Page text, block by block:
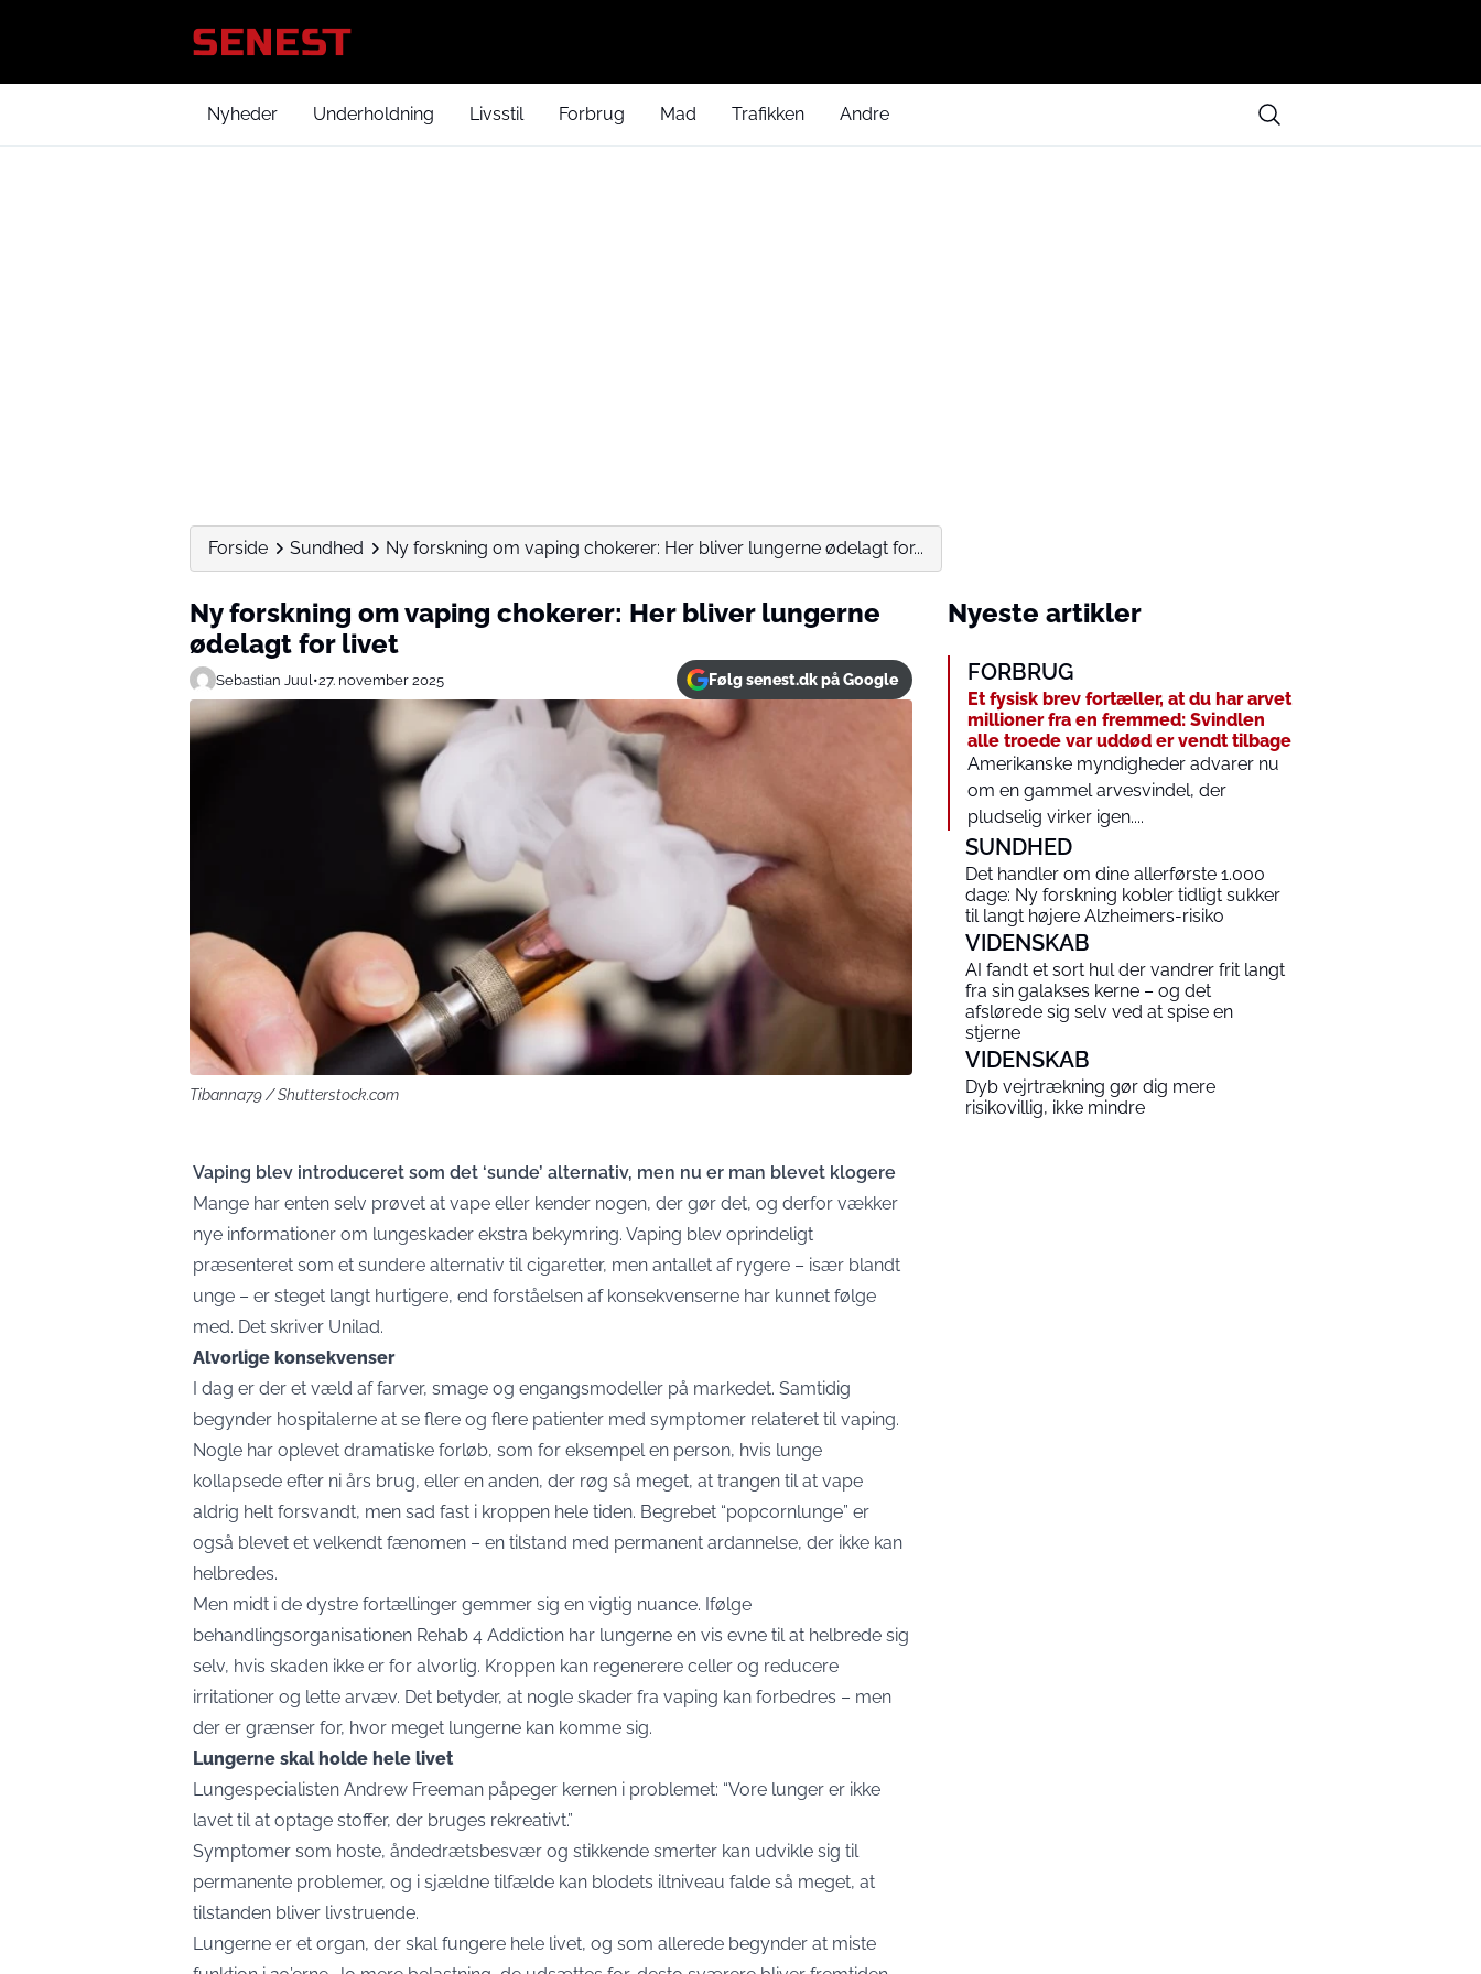
Nyheder Underholdning Livsstil Forbrug Mad Trafikken Andre
Forside Sundhed Ny forskning om vaping chokerer: Her bliver lungerne ødelagt for...
Ny forskning om vaping chokerer: Her bliver lungerne
ødelagt for livet
Sebastian Juul •27. november 2025 Følg senest.dk på Google
Tibanna79 / Shutterstock.com
Vaping blev introduceret som det ‘sunde’ alternativ, men nu er man blevet klogere
Mange har enten selv prøvet at vape eller kender nogen, der gør det, og derfor vækker
nye informationer om lungeskader ekstra bekymring. Vaping blev oprindeligt
præsenteret som et sundere alternativ til cigaretter, men antallet af rygere – især blandt
unge – er steget langt hurtigere, end forståelsen af konsekvenserne har kunnet følge
med. Det skriver Unilad.
Alvorlige konsekvenser
I dag er der et væld af farver, smage og engangsmodeller på markedet. Samtidig
begynder hospitalerne at se flere og flere patienter med symptomer relateret til vaping.
Nogle har oplevet dramatiske forløb, som for eksempel en person, hvis lunge
kollapsede efter ni års brug, eller en anden, der røg så meget, at trangen til at vape
aldrig helt forsvandt, men sad fast i kroppen hele tiden. Begrebet “popcornlunge” er
også blevet et velkendt fænomen – en tilstand med permanent ardannelse, der ikke kan
helbredes.
Men midt i de dystre fortællinger gemmer sig en vigtig nuance. Ifølge
behandlingsorganisationen Rehab 4 Addiction har lungerne en vis evne til at helbrede sig
selv, hvis skaden ikke er for alvorlig. Kroppen kan regenerere celler og reducere
irritationer og lette arvæv. Det betyder, at nogle skader fra vaping kan forbedres – men
der er grænser for, hvor meget lungerne kan komme sig.
Lungerne skal holde hele livet
Lungespecialisten Andrew Freeman påpeger kernen i problemet: “Vore lunger er ikke
lavet til at optage stoffer, der bruges rekreativt.”
Symptomer som hoste, åndedrætsbesvær og stikkende smerter kan udvikle sig til
permanente problemer, og i sjældne tilfælde kan blodets iltniveau falde så meget, at
tilstanden bliver livstruende.
Lungerne er et organ, der skal fungere hele livet, og som allerede begynder at miste
Nyeste artikler
FORBRUG
Et fysisk brev fortæller, at du har arvet
millioner fra en fremmed: Svindlen
alle troede var uddød er vendt tilbage
Amerikanske myndigheder advarer nu
om en gammel arvesvindel, der
pludselig virker igen....
SUNDHED
Det handler om dine allerførste 1.000
dage: Ny forskning kobler tidligt sukker
til langt højere Alzheimers-risiko
VIDENSKAB
AI fandt et sort hul der vandrer frit langt
fra sin galakses kerne – og det
afslørede sig selv ved at spise en
stjerne
VIDENSKAB
Dyb vejrtrækning gør dig mere
risikovillig, ikke mindre